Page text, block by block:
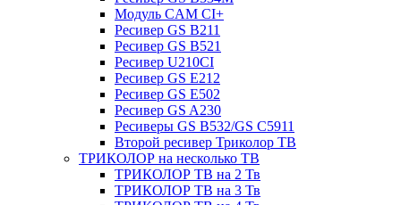
Модуль CAM CI+
Ресивер GS B211
Ресивер GS B521
Ресивер U210CI
Ресивер GS E212
Ресивер GS E502
Ресивер GS A230
Ресиверы GS B532/GS C5911
Второй ресивер Триколор ТВ
ТРИКОЛОР на несколько ТВ
ТРИКОЛОР ТВ на 2 Тв
ТРИКОЛОР ТВ на 3 Тв